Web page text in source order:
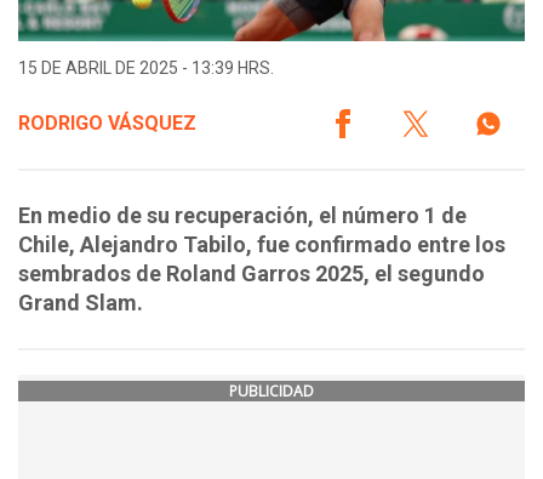
15 DE ABRIL DE 2025 - 13:39 HRS.
RODRIGO VÁSQUEZ
En medio de su recuperación, el número 1 de
Chile, Alejandro Tabilo, fue confirmado entre los
sembrados de Roland Garros 2025, el segundo
Grand Slam.
PUBLICIDAD